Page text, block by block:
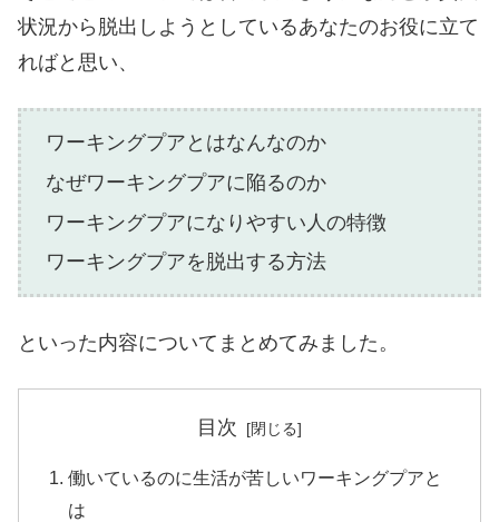
状況から脱出しようとしているあなたのお役に立て
ればと思い、
ワーキングプアとはなんなのか
なぜワーキングプアに陥るのか
ワーキングプアになりやすい人の特徴
ワーキングプアを脱出する方法
といった内容についてまとめてみました。
目次
働いているのに生活が苦しいワーキングプアと
は